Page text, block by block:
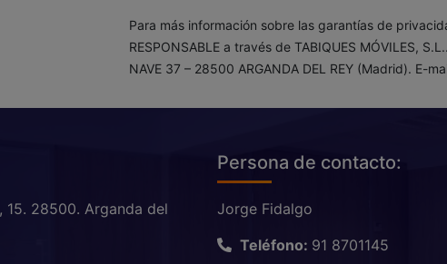
Para más información sobre las garantías de
RESPONSABLE a través de TABIQUES MÓVILES,
NAVE 37 – 28500 ARGANDA DEL REY (Madrid). E-
15. 28500. Arganda del
Persona de contacto:
Jorge Fidalgo
Teléfono: 91 8701145